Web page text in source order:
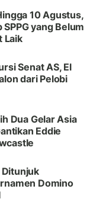
10 Agustus,
yang Belum
Laik
Senat AS, El
dari Pelobi
Dua Gelar Asia
Eddie
Ditunjuk
Domino